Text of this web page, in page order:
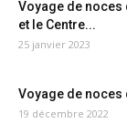
Voyage de noces
et le Centre...
25 janvier 2023
Voyage de noces
19 décembre 2022